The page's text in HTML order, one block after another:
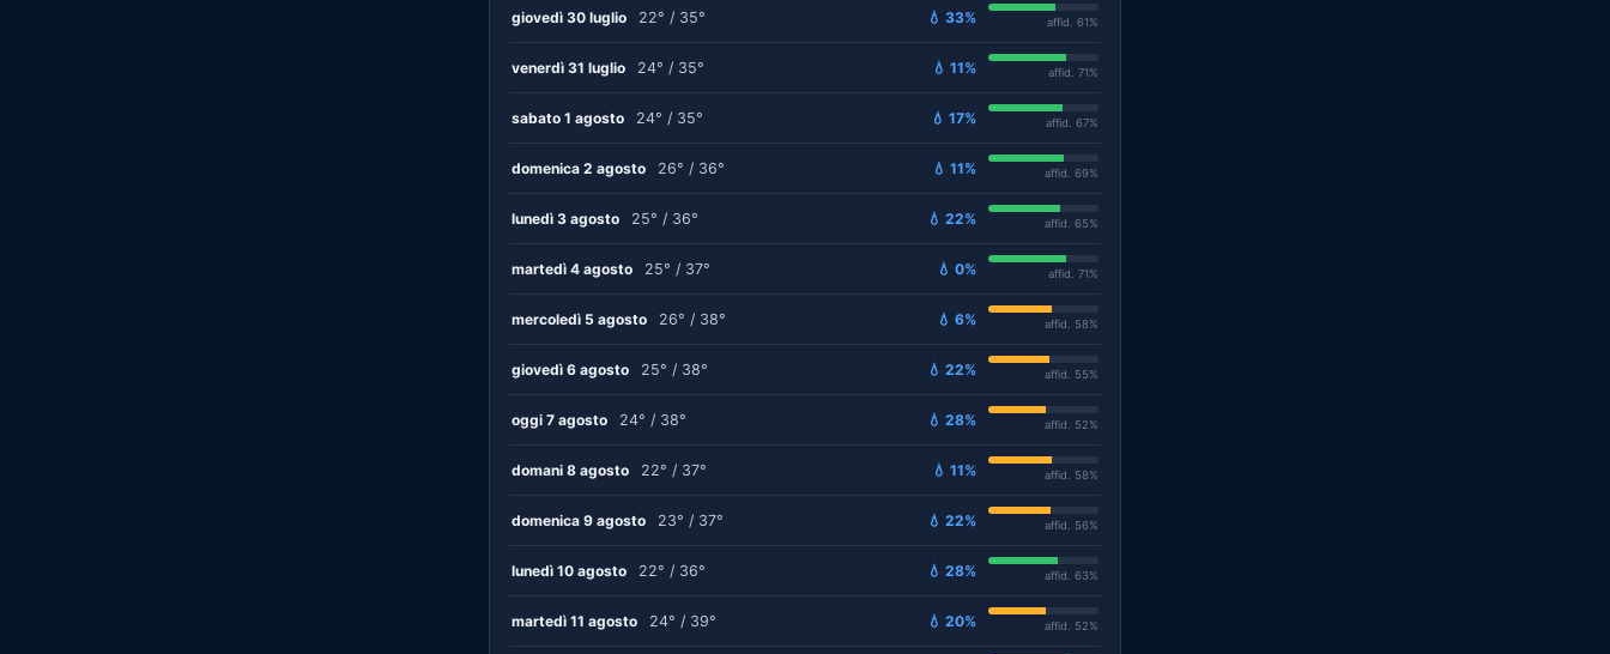
giovedì 30 luglio 22° / 35° 💧 33% affid. 61%
venerdì 31 luglio 24° / 35° 💧 11% affid. 71%
sabato 1 agosto 24° / 35° 💧 17% affid. 67%
domenica 2 agosto 26° / 36° 💧 11% affid. 69%
lunedì 3 agosto 25° / 36° 💧 22% affid. 65%
martedì 4 agosto 25° / 37° 💧 0% affid. 71%
mercoledì 5 agosto 26° / 38° 💧 6% affid. 58%
giovedì 6 agosto 25° / 38° 💧 22% affid. 55%
oggi 7 agosto 24° / 38° 💧 28% affid. 52%
domani 8 agosto 22° / 37° 💧 11% affid. 58%
domenica 9 agosto 23° / 37° 💧 22% affid. 56%
lunedì 10 agosto 22° / 36° 💧 28% affid. 63%
martedì 11 agosto 24° / 39° 💧 20% affid. 52%